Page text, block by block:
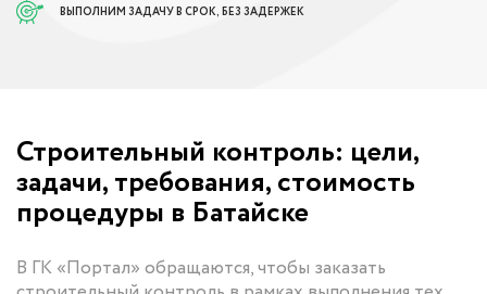
ВЫПОЛНИМ ЗАДАЧУ В СРОК, БЕЗ ЗАДЕРЖЕК
Строительный контроль: цели,
задачи, требования, стоимость
процедуры в Батайске
В ГК «Портал» обращаются, чтобы заказать